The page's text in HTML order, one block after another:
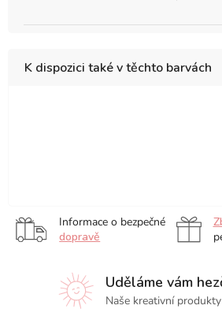
K dispozici také v těchto barvách
ks
ks
Set,
sada
sada
36
Set,
sada
Informace o bezpečné
dopravě
Uděláme vám
Naše kreativní